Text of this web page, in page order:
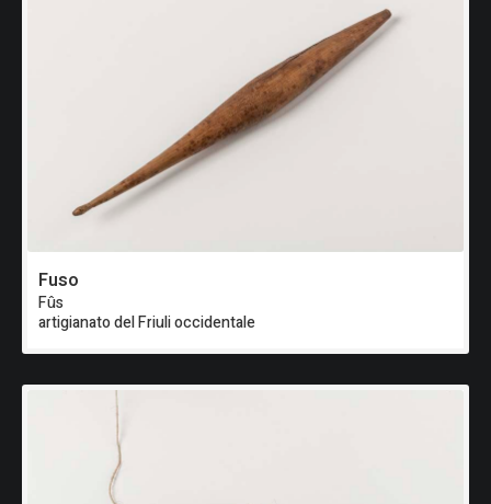
Fuso
Fûs
artigianato del Friuli occidentale